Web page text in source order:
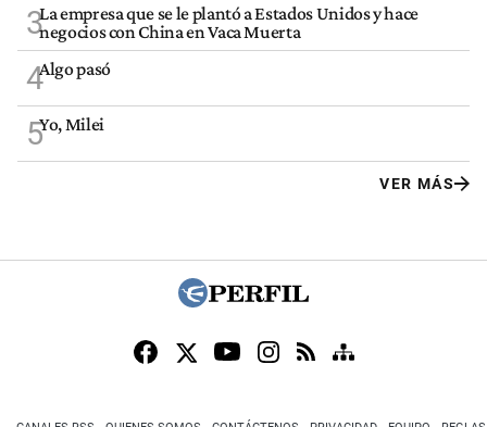
3La empresa que se le plantó a Estados Unidos y hace
negocios con China en Vaca Muerta
4Algo pasó
5Yo, Milei
VER MÁS